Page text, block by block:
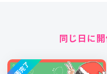
同じ日に